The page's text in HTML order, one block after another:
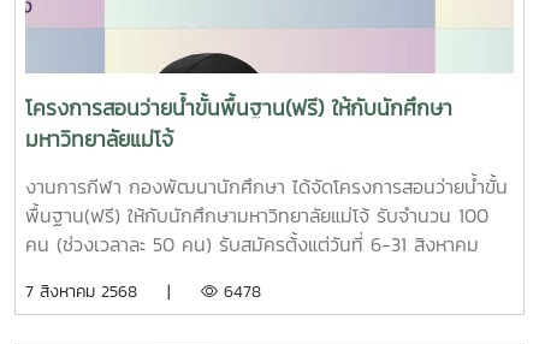
โครงการสอนว่ายน้ำขั้นพื้นฐาน(ฟรี) ให้กับนักศึกษา
มหาวิทยาลัยแม่โจ้
งานการกีฬา กองพัฒนานักศึกษา ได้จัดโครงการสอนว่ายน้ำขั้น
พื้นฐาน(ฟรี) ให้กับนักศึกษามหาวิทยาลัยแม่โจ้ รับจำนวน 100
คน (ช่วงเวลาละ 50 คน) รับสมัครต้้งแต่วันที่ 6-31 สิงหาคม
ทุกวันพุธ โดยเริ่ม วันพุธที่ 3 ก.ย. - 29 ต.ค. 68 (กลุ่มที่ 1) เวลา
7 สิงหาคม 2568 | 6478